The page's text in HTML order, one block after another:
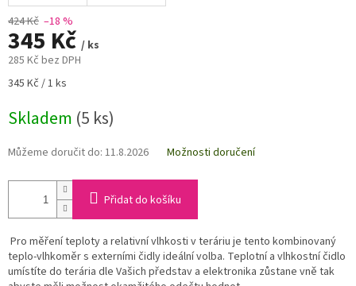
424 Kč –18 %
345 Kč / ks
285 Kč bez DPH
Měrná
345 Kč / 1 ks
Skladem (5 ks)
Můžeme doručit do: 11.8.2026 Možnosti doručení
Přidat do košíku
Pro měření teploty a relativní vlhkosti v teráriu je tento kombinovaný
teplo-vlhkoměr s externími čidly ideální volba. Teplotní a vlhkostní čidlo
umístíte do terária dle Vašich představ a elektronika zůstane vně tak